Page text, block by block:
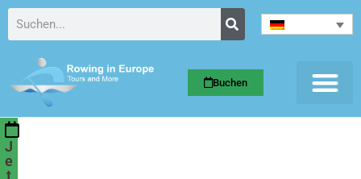
Buchen
J
e